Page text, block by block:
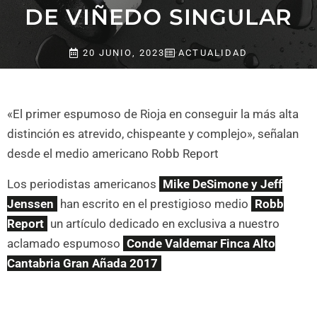
DE VIÑEDO SINGULAR
20 JUNIO, 2023 ACTUALIDAD
«El primer espumoso de Rioja en conseguir la más alta
distinción es atrevido, chispeante y complejo», señalan
desde el medio americano Robb Report
Los periodistas americanos Mike DeSimone y Jeff
Jenssen han escrito en el prestigioso medio Robb
Report un artículo dedicado en exclusiva a nuestro
aclamado espumoso Conde Valdemar Finca Alto
Cantabria Gran Añada 2017